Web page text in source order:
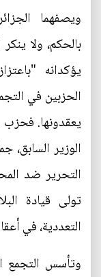
ويصفهما
بالحكم، ولا
يؤكدانه
الحزبين في
يعقدونها. فحزب
الوزير
تولى قيادة
التعددية، في أعقاب
وتأسس التجمع